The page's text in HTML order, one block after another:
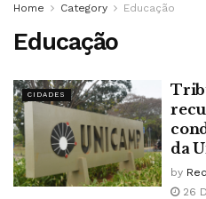
Home Category Educação
Educação
CIDADES
da
by
26